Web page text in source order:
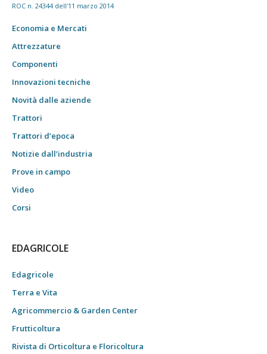
ROC n. 24344 dell'11 marzo 2014
Economia e Mercati
Attrezzature
Componenti
Innovazioni tecniche
Novità dalle aziende
Trattori
Trattori d’epoca
Notizie dall’industria
Prove in campo
Video
Corsi
EDAGRICOLE
Edagricole
Terra e Vita
Agricommercio & Garden Center
Frutticoltura
Rivista di Orticoltura e Floricoltura